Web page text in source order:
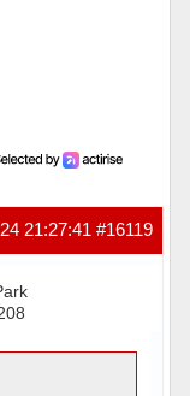
#16119
21:27:41